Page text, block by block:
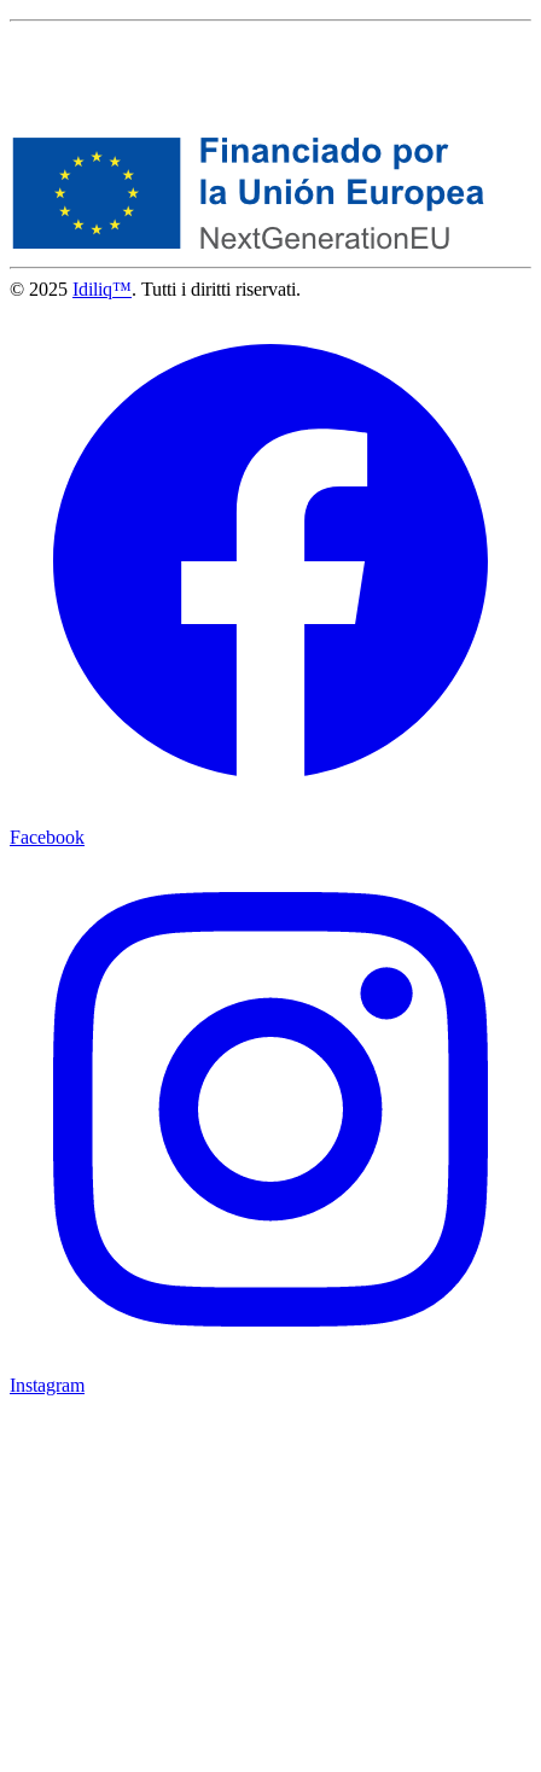
© 2025 Idiliq™. Tutti i diritti riservati.
Facebook
Instagram